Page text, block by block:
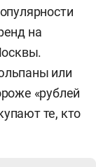
на
или
«рублей
те, кто